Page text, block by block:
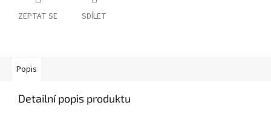
ZEPTAT SE SDÍLET
Popis
Detailní popis produktu